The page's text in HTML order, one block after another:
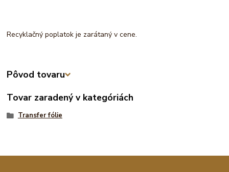
Recyklačný poplatok je zarátaný v cene.
Pôvod tovaru
Tovar zaradený v kategóriách
Transfer fólie